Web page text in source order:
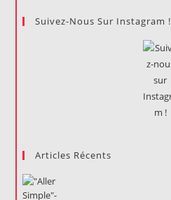
Suivez-Nous Sur Instagram !
Articles Récents